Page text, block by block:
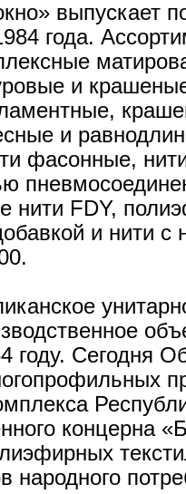
выпускает
года.
и
и
фасонные,
нити FDY,
и нити
году. Сегодня
концерна
народного